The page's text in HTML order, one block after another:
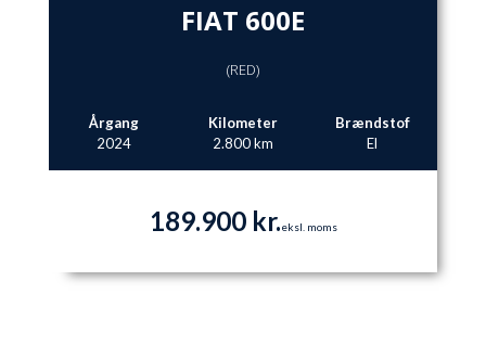
FIAT 600E
(RED)
Årgang
2024
Kilometer
2.800 km
Brændstof
El
189.900 kr.eksl. moms